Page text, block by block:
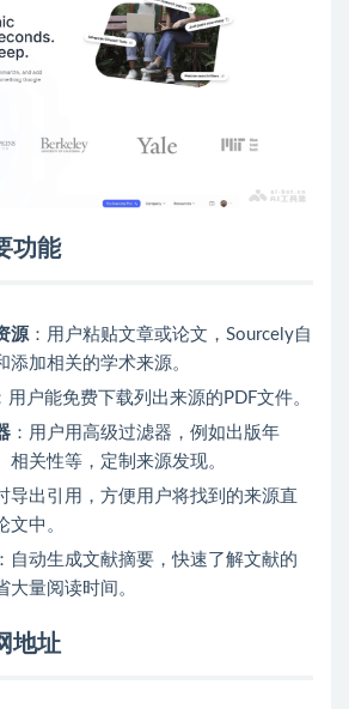
功能
源：用户粘贴文章或论文，Sourcely自
添加相关的学术来源。
用户能免费下载列出来源的PDF文件。
：用户用高级过滤器，例如出版年
相关性等，定制来源发现。
导出引用，方便用户将找到的来源直
文中。
：自动生成文献摘要，快速了解文献的
大量阅读时间。
地址